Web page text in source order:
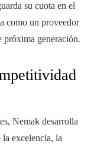
su cuota en el
como un proveedor
próxima generación.
Nemak desarrolla
excelencia, la